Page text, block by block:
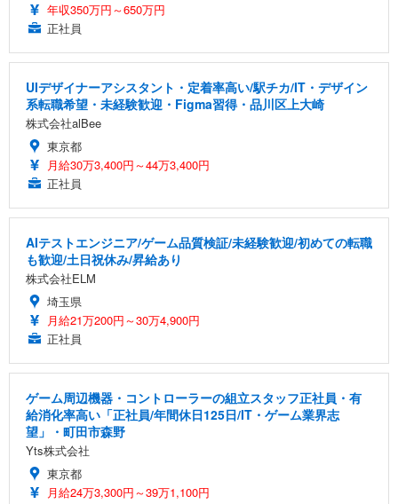
年収350万円～650万円
正社員
UIデザイナーアシスタント・定着率高い/駅チカ/IT・デザイン
系転職希望・未経験歓迎・Figma習得・品川区上大崎
株式会社alBee
東京都
月給30万3,400円～44万3,400円
正社員
AIテストエンジニア/ゲーム品質検証/未経験歓迎/初めての転職
も歓迎/土日祝休み/昇給あり
株式会社ELM
埼玉県
月給21万200円～30万4,900円
正社員
ゲーム周辺機器・コントローラーの組立スタッフ正社員・有
給消化率高い「正社員/年間休日125日/IT・ゲーム業界志
望」・町田市森野
Yts株式会社
東京都
月給24万3,300円～39万1,100円